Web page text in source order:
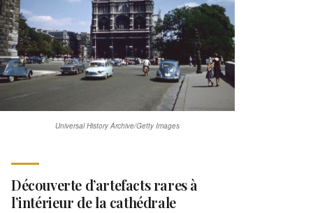
Universal History Archive/Getty Images
Découverte d’artefacts rares à
l’intérieur de la cathédrale